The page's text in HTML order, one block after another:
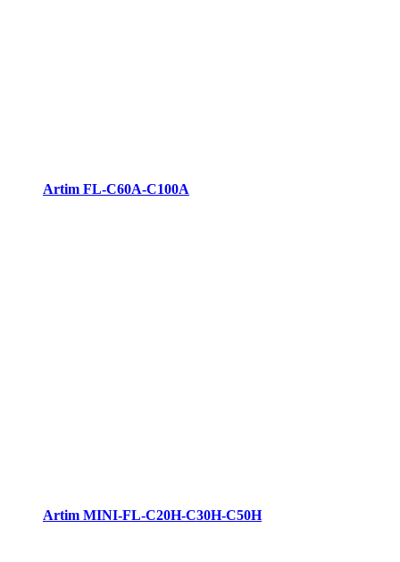
Artim FL-C60A-C100A
Artim MINI-FL-C20H-C30H-C50H